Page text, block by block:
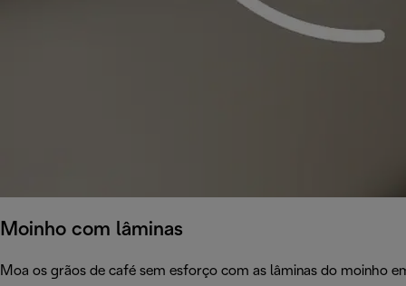
Moinho com lâminas
Moa os grãos de café sem esforço com as lâminas do moinho